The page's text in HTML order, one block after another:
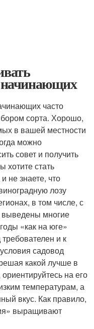
начинающих
часто
сорта. Хорошо,
в вашей местности
можно
совет и получить
хотите стать
не знаете, что
лозу
в том числе, с
многие
«как на юге»
и к
садовод
какой лучше в
на его
температурам, а
вкус. Как правило,
выращивают